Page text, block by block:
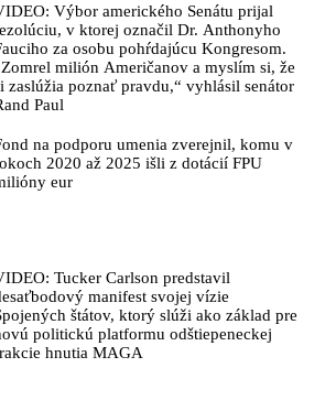
Výbor amerického Senátu prijal
v ktorej označil Dr. Anthonyho
za osobu pohŕdajúcu Kongresom.
milión Američanov a myslím si, že
zaslúžia poznať pravdu,“ vyhlásil senátor
Paul
na podporu umenia zverejnil, komu v
2020 až 2025 išli z dotácií FPU
eur
Tucker Carlson predstavil
manifest svojej vízie
štátov, ktorý slúži ako základ pre
politickú platformu odštiepeneckej
hnutia MAGA